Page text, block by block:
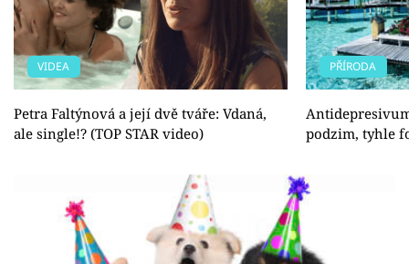
VIDEA
Petra Faltýnová a její dvě tváře: Vdaná,
ale single!? (TOP STAR video)
PŘÍRODA
podzim, tyhle